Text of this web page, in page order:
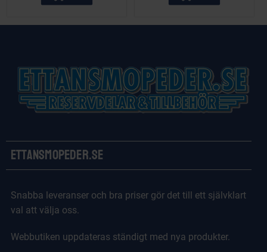
Ettansmopeder.se
Snabba leveranser och bra priser gör det till ett självklart
val att välja oss.
Webbutiken uppdateras ständigt med nya produkter.